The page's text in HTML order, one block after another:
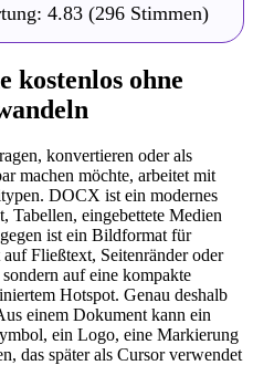
4.83 (296 Stimmen)
kostenlos ohne
konvertieren oder als
machen möchte, arbeitet mit
DOCX ist ein modernes
Tabellen, eingebettete Medien
ist ein Bildformat für
Fließtext, Seitenränder oder
auf eine kompakte
Hotspot. Genau deshalb
einem Dokument kann ein
ein Logo, eine Markierung
das später als Cursor verwendet